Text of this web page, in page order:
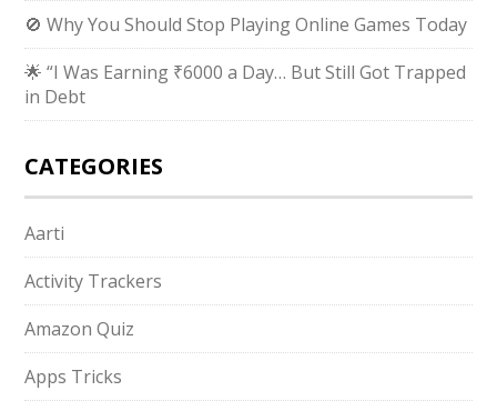
🚫 Why You Should Stop Playing Online Games Today
🌟 “I Was Earning ₹6000 a Day… But Still Got Trapped
in Debt
CATEGORIES
Aarti
Activity Trackers
Amazon Quiz
Apps Tricks